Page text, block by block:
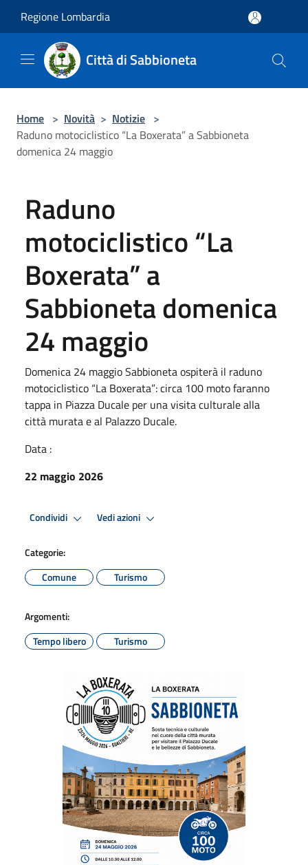
Regione Lombardia
Città di Sabbioneta
Home > Novità > Notizie >
Raduno motociclistico “La Boxerata” a Sabbioneta
domenica 24 maggio
Raduno
motociclistico “La
Boxerata” a
Sabbioneta domenica
24 maggio
Domenica 24 maggio Sabbioneta ospiterà il raduno
motociclistico “La Boxerata”: circa 100 moto faranno
tappa in Piazza Ducale per una visita culturale alla
città murata e al Palazzo Ducale.
Data :
22 maggio 2026
Condividi Vedi azioni
Categorie:
Comune
Turismo
Argomenti:
Tempo libero
Turismo